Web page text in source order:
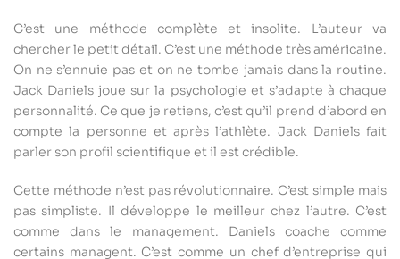
C’est une méthode complète et insolite. L’auteur va
chercher le petit détail. C’est une méthode très américaine.
On ne s’ennuie pas et on ne tombe jamais dans la routine.
Jack Daniels joue sur la psychologie et s’adapte à chaque
personnalité. Ce que je retiens, c’est qu’il prend d’abord en
compte la personne et après l’athlète. Jack Daniels fait
parler son profil scientifique et il est crédible.
Cette méthode n’est pas révolutionnaire. C’est simple mais
pas simpliste. Il développe le meilleur chez l’autre. C’est
comme dans le management. Daniels coache comme
certains managent. C’est comme un chef d’entreprise qui